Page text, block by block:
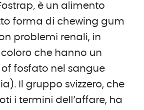
è un alimento
forma di chewing gum
problemi renali, in
che hanno un
fosfato nel sangue
Il gruppo svizzero, che
i termini dell’affare, ha